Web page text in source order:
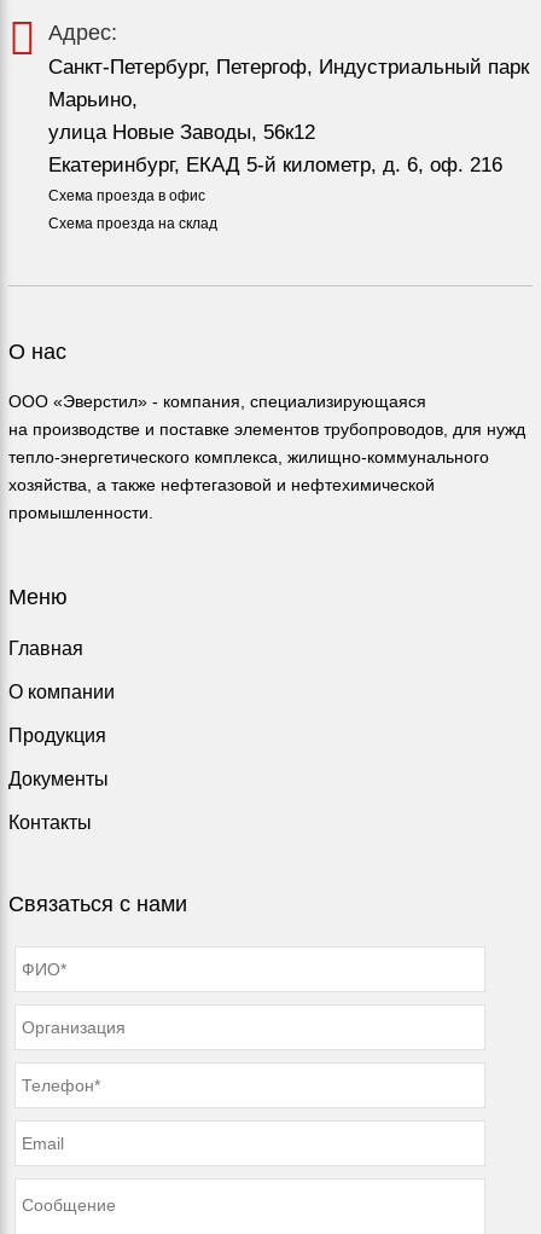
Адрес:
Санкт-Петербург, Петергоф, Индустриальный парк
Марьино,
улица Новые Заводы, 56к12
Екатеринбург, ЕКАД 5-й километр, д. 6, оф. 216
Схема проезда в офис
Схема проезда на склад
О нас
ООО «Эверстил» - компания, специализирующаяся
на производстве и поставке элементов трубопроводов, для нужд
тепло-энергетического комплекса, жилищно-коммунального
хозяйства, а также нефтегазовой и нефтехимической
промышленности.
Меню
Главная
О компании
Продукция
Документы
Контакты
Связаться с нами